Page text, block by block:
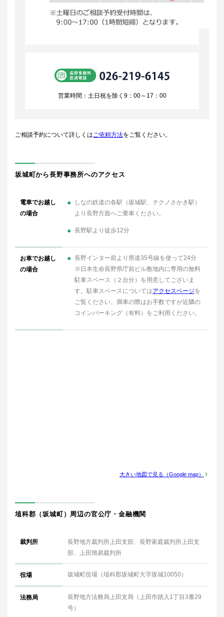
営業時間：土日祝を除く9：00～17：00
ご相談予約について詳しくはご依頼方法をご覧ください。
坂城町から長野事務所へのアクセス
電車でお越し
の場合
しなの鉄道の各駅（坂城駅、テクノさかき駅）
より長野方面へご乗車ください。
長野駅より徒歩12分
お車でお越し
の場合
長野インター前より県道35号線を使って24分
※日本生命長野県庁前ビル敷地内に専用の無料
駐車スペース（２台分）を用意してございま
す。駐車スペースについてはアクセスページを
ご覧ください。満車の際はお手数ですが近隣の
コインパーキング（有料）をご利用ください。
大きい地図で見る（Google map）
埴科郡（坂城町）周辺の官公庁・金融機関
裁判所
長野地方裁判所上田支部、長野家庭裁判所上田支
部、上田簡易裁判所
役場 坂城町役場（埴科郡坂城町大字坂城10050）
法務局
長野地方法務局上田支局（上田市踏入1丁目3番29
号）